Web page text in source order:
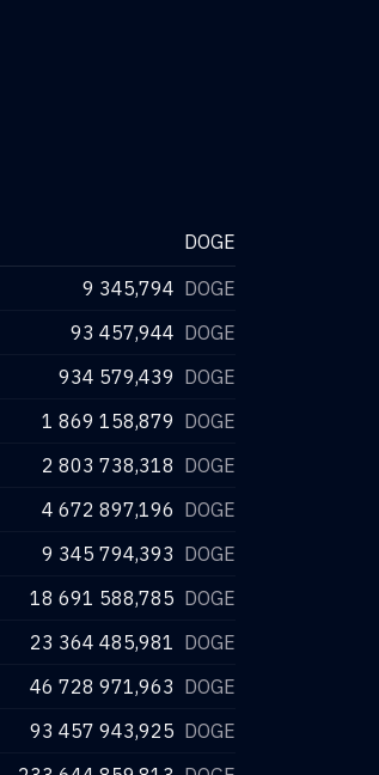
DOGE
9 345,794 DOGE
93 457,944 DOGE
934 579,439 DOGE
1 869 158,879 DOGE
2 803 738,318 DOGE
4 672 897,196 DOGE
9 345 794,393 DOGE
18 691 588,785 DOGE
23 364 485,981 DOGE
46 728 971,963 DOGE
93 457 943,925 DOGE